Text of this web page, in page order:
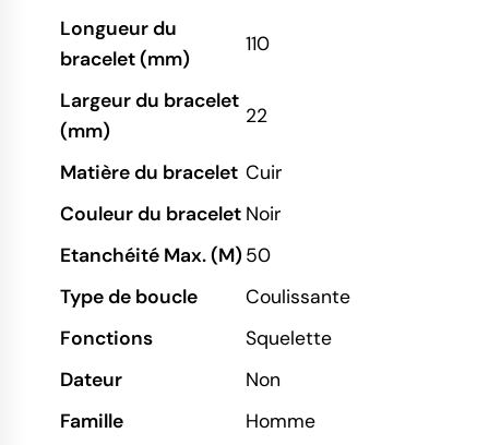
Longueur du
bracelet (mm)
110
Largeur du bracelet
(mm)
22
Matière du bracelet Cuir
Couleur du bracelet Noir
Etanchéité Max. (M)50
Type de boucle
Coulissante
Fonctions
Squelette
Dateur
Non
Famille
Homme